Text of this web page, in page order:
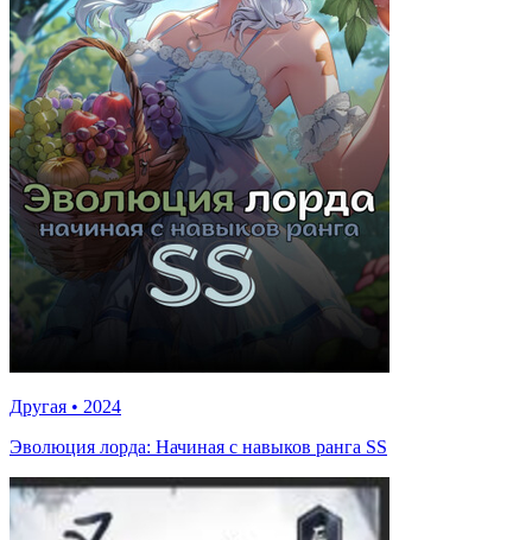
Другая • 2024
Эволюция лорда: Начиная с навыков ранга SS